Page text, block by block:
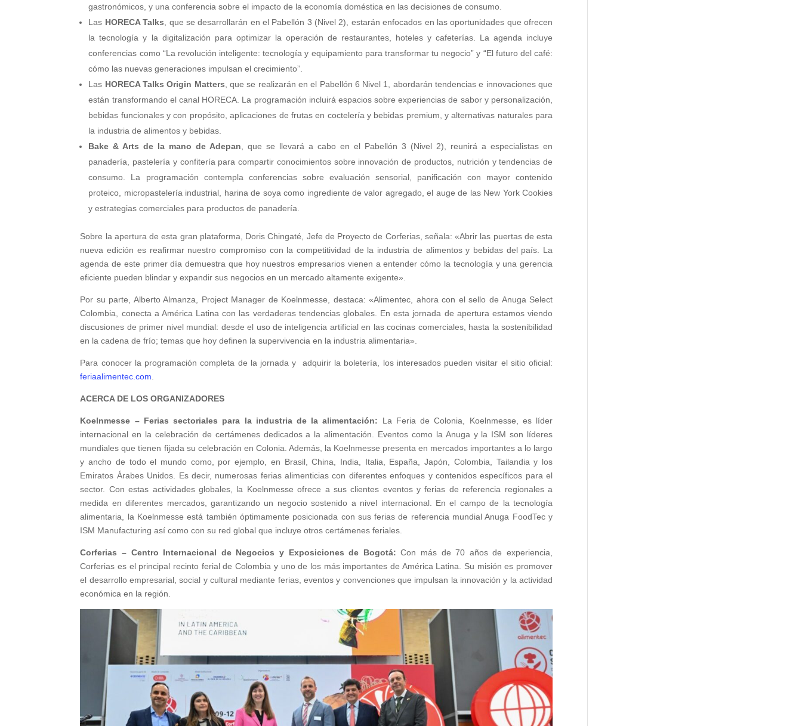
gastronómicos, y una conferencia sobre el impacto de la economía doméstica en las decisiones de consumo.
Las HORECA Talks , que se desarrollarán en el Pabellón 3 (Nivel 2), estarán enfocados en las oportunidades que ofrecen
la tecnología y la digitalización para optimizar la operación de restaurantes, hoteles y cafeterías. La agenda incluye
conferencias como “La revolución inteligente: tecnología y equipamiento para transformar tu negocio” y “El futuro del café:
cómo las nuevas generaciones impulsan el crecimiento”.
Las HORECA Talks Origin Matters , que se realizarán en el Pabellón 6 Nivel 1, abordarán tendencias e innovaciones que
están transformando el canal HORECA. La programación incluirá espacios sobre experiencias de sabor y personalización,
bebidas funcionales y con propósito, aplicaciones de frutas en coctelería y bebidas premium, y alternativas naturales para
la industria de alimentos y bebidas.
Bake & Arts de la mano de Adepan , que se llevará a cabo en el Pabellón 3 (Nivel 2), reunirá a especialistas en
panadería, pastelería y confitería para compartir conocimientos sobre innovación de productos, nutrición y tendencias de
consumo. La programación contempla conferencias sobre evaluación sensorial, panificación con mayor contenido
proteico, micropastelería industrial, harina de soya como ingrediente de valor agregado, el auge de las New York Cookies
y estrategias comerciales para productos de panadería.
Sobre la apertura de esta gran plataforma, Doris Chingaté, Jefe de Proyecto de Corferias, señala: «Abrir las puertas de esta
nueva edición es reafirmar nuestro compromiso con la competitividad de la industria de alimentos y bebidas del país. La
agenda de este primer día demuestra que hoy nuestros empresarios vienen a entender cómo la tecnología y una gerencia
eficiente pueden blindar y expandir sus negocios en un mercado altamente exigente».
Por su parte, Alberto Almanza, Project Manager de Koelnmesse, destaca: «Alimentec, ahora con el sello de Anuga Select
Colombia, conecta a América Latina con las verdaderas tendencias globales. En esta jornada de apertura estamos viendo
discusiones de primer nivel mundial: desde el uso de inteligencia artificial en las cocinas comerciales, hasta la sostenibilidad
en la cadena de frío; temas que hoy definen la supervivencia en la industria alimentaria».
Para conocer la programación completa de la jornada y adquirir la boletería, los interesados pueden visitar el sitio oficial:
feriaalimentec.com
ACERCA DE LOS ORGANIZADORES
Koelnmesse – Ferias sectoriales para la industria de la alimentación: La Feria de Colonia, Koelnmesse, es líder
internacional en la celebración de certámenes dedicados a la alimentación. Eventos como la Anuga y la ISM son líderes
mundiales que tienen fijada su celebración en Colonia. Además, la Koelnmesse presenta en mercados importantes a lo largo
y ancho de todo el mundo como, por ejemplo, en Brasil, China, India, Italia, España, Japón, Colombia, Tailandia y los
Emiratos Árabes Unidos. Es decir, numerosas ferias alimenticias con diferentes enfoques y contenidos específicos para el
sector. Con estas actividades globales, la Koelnmesse ofrece a sus clientes eventos y ferias de referencia regionales a
medida en diferentes mercados, garantizando un negocio sostenido a nivel internacional. En el campo de la tecnología
alimentaria, la Koelnmesse está también óptimamente posicionada con sus ferias de referencia mundial Anuga FoodTec y
ISM Manufacturing así como con su red global que incluye otros certámenes feriales.
Corferias – Centro Internacional de Negocios y Exposiciones de Bogotá: Con más de 70 años de experiencia,
Corferias es el principal recinto ferial de Colombia y uno de los más importantes de América Latina. Su misión es promover
el desarrollo empresarial, social y cultural mediante ferias, eventos y convenciones que impulsan la innovación y la actividad
económica en la región.